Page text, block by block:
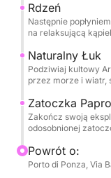
Rdzeń
Następnie
na relaksującą
Naturalny Łuk
Podziwiaj kultowy
przez morze i wiatr,
Zatoczka
Zakończ swoją
odosobnionej
Powrót o:
Porto di Ponza, Via